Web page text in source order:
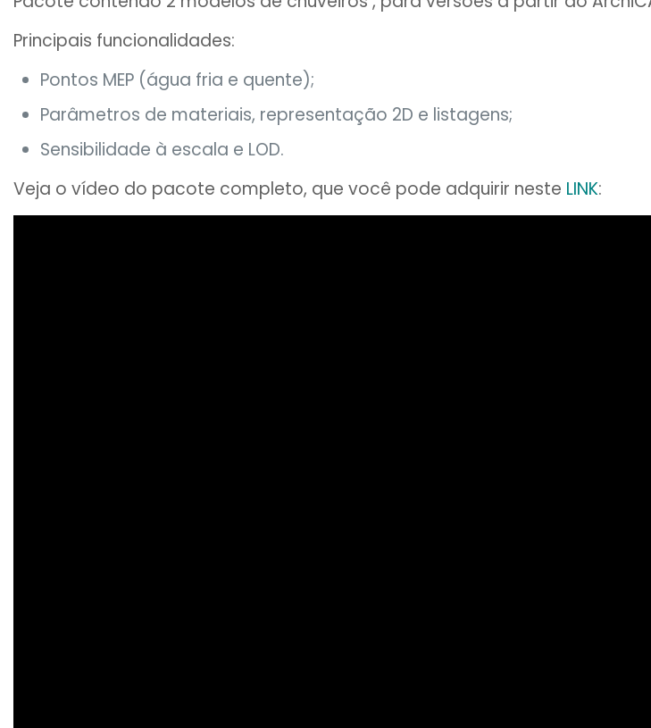
Principais funcionalidades:
Pontos MEP (água fria e quente);
Parâmetros de materiais, representação 2D e listagens;
Sensibilidade à escala e LOD.
Veja o vídeo do pacote completo, que você pode adquirir neste LINK: